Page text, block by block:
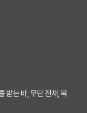
받는 바, 무단 전재, 복